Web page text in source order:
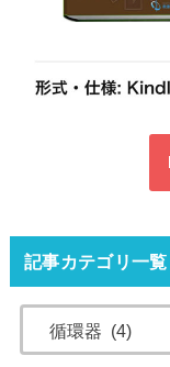
記事カテゴリ一覧